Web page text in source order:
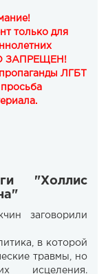
только для
ЗАПРЕЩЕН!
ЛГБТ
просьба
"Холлис
заговорили
в которой
травмы, но
исцеления.